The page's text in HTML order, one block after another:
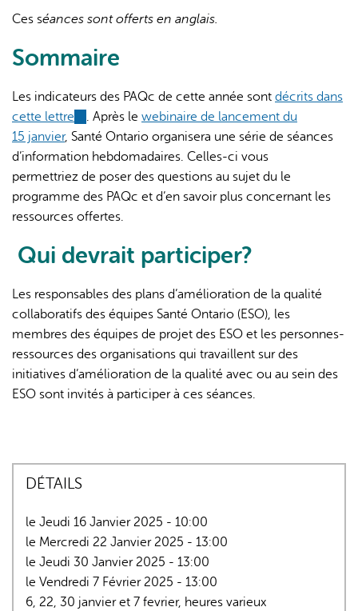
Ces séances sont offerts en anglais.
Sommaire
Les indicateurs des PAQc de cette année sont décrits dans
cette lettre (link
is
external)
. Après le webinaire de lancement du
15 janvier, Santé Ontario organisera une série de séances
d’information hebdomadaires. Celles-ci vous
permettriez de poser des questions au sujet du le
programme des PAQc et d’en savoir plus concernant les
ressources offertes.
Qui devrait participer?
Les responsables des plans d’amélioration de la qualité
collaboratifs des équipes Santé Ontario (ESO), les
membres des équipes de projet des ESO et les personnes-
ressources des organisations qui travaillent sur des
initiatives d’amélioration de la qualité avec ou au sein des
ESO sont invités à participer à ces séances.
DÉTAILS
le Jeudi 16 Janvier 2025 - 10:00
le Mercredi 22 Janvier 2025 - 13:00
le Jeudi 30 Janvier 2025 - 13:00
le Vendredi 7 Février 2025 - 13:00
6, 22, 30 janvier et 7 fevrier, heures varieux